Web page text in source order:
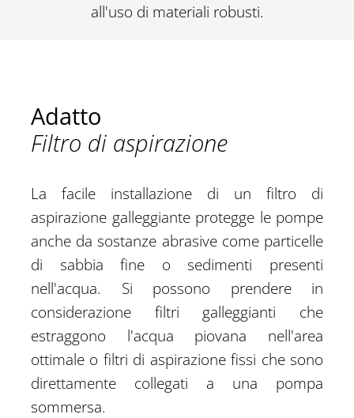
all'uso di materiali robusti.
Adatto
Filtro di aspirazione
La facile installazione di un filtro di
aspirazione galleggiante protegge le pompe
anche da sostanze abrasive come particelle
di sabbia fine o sedimenti presenti
nell'acqua. Si possono prendere in
considerazione filtri galleggianti che
estraggono l'acqua piovana nell'area
ottimale o filtri di aspirazione fissi che sono
direttamente collegati a una pompa
sommersa.